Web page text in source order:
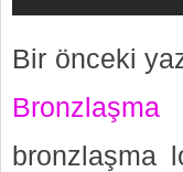
Bir önceki
bronzlaşma